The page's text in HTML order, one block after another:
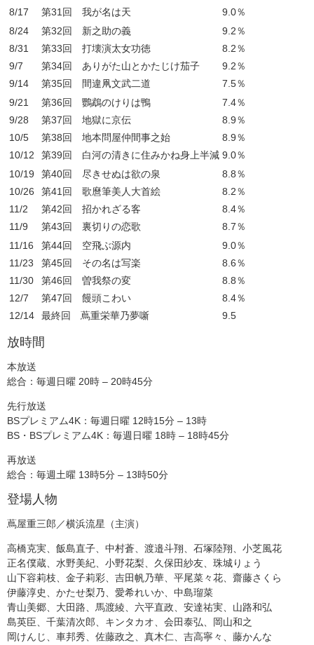
8/17
第31回 我が名は天
9.0％
8/24
第32回 新之助の義
9.2％
8/31
第33回 打壊演太女功徳
8.2％
9/7
第34回 ありがた山とかたじけ茄子
9.2％
9/14
第35回 間違凧文武二道
7.5％
9/21
第36回 鸚鵡のけりは鴨
7.4％
9/28
第37回 地獄に京伝
8.9％
10/5
第38回 地本問屋仲間事之始
8.9％
10/12
第39回 白河の清きに住みかね身上半減 9.0％
10/19
第40回 尽きせぬは欲の泉
8.8％
10/26
第41回 歌麿筆美人大首絵
8.2％
11/2
第42回 招かれざる客
8.4％
11/9
第43回 裏切りの恋歌
8.7％
11/16
第44回 空飛ぶ源内
9.0％
11/23
第45回 その名は写楽
8.6％
11/30
第46回 曽我祭の変
8.8％
12/7
第47回 饅頭こわい
8.4％
12/14
最終回 蔦重栄華乃夢噺 9.5
放時間
本放送
総合：毎週日曜 20時 – 20時45分
先行放送
BSプレミアム4K：毎週日曜 12時15分 – 13時
BS・BSプレミアム4K：毎週日曜 18時 – 18時45分
再放送
総合：毎週土曜 13時5分 – 13時50分
登場人物
蔦屋重三郎／横浜流星（主演）
高橋克実、飯島直子、中村蒼、渡邉斗翔、石塚陸翔、小芝風花
正名僕蔵、水野美紀、小野花梨、久保田紗友、珠城りょう
山下容莉枝、金子莉彩、吉田帆乃華、平尾菜々花、齋藤さくら
伊藤淳史、かたせ梨乃、愛希れいか、中島瑠菜
青山美郷、大田路、馬渡綾、六平直政、安達祐実、山路和弘
島英臣、千葉清次郎、キンタカオ、会田泰弘、岡山和之
岡けんじ、車邦秀、佐藤政之、真木仁、吉高寧々、藤かんな